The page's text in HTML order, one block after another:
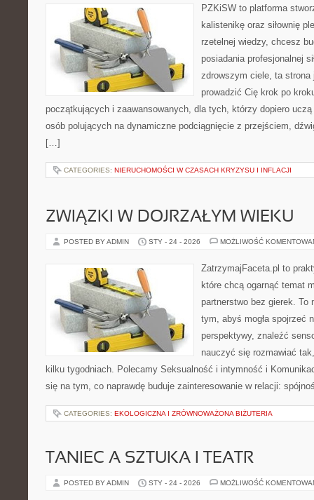
PZKiSW to platforma
kalistenikę oraz siłownię
rzetelnej wiedzy, chcesz
posiadania profesjonalnej
zdrowszym ciele, ta strona
prowadzić Cię krok po
początkujących i zaawansowanych, dla tych, którzy dopiero
osób polujących na dynamiczne podciągnięcie z przejściem,
[…]
CATEGORIES: NIERUCHOMOŚCI W CZASACH KRYZYSU I INFLACJI
ZWIĄZKI W DOJRZAŁYM WIEKU
POSTED BY ADMIN STY - 24 - 2026 MOŻLIWOŚĆ
ZatrzymajFaceta.pl to
które chcą ogarnąć temat
partnerstwo bez gierek. To
tym, abyś mogła spojrzeć
perspektywy, znaleźć
nauczyć się rozmawiać
kilku tygodniach. Polecamy Seksualność i intymność i
się na tym, co naprawdę buduje zainteresowanie w relacji:
CATEGORIES: EKOLOGICZNA I ZRÓWNOWAŻONA BIŻUTERIA
TANIEC A SZTUKA I TEATR
POSTED BY ADMIN STY - 24 - 2026 MOŻLIWOŚĆ